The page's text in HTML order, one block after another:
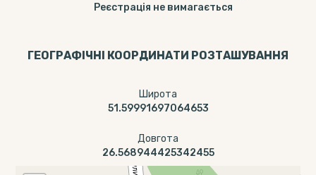
Реєстрація не вимагається
ГЕОГРАФІЧНІ КООРДИНАТИ РОЗТАШУВАННЯ
Широта
51.59991697064653
Довгота
26.568944425342455